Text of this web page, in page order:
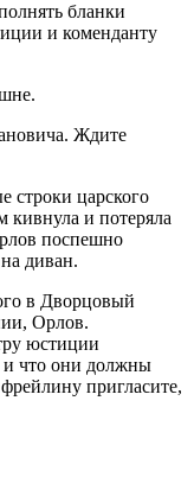
бланки
и коменданту
Ждите
строки царского
кивнула и потеряла
поспешно
диван.
в Дворцовый
Орлов.
юстиции
и что они должны
пригласите,